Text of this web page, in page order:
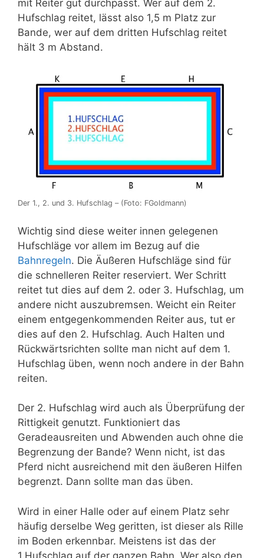
mit Reiter gut durchpasst. Wer auf dem 2.
Hufschlag reitet, lässt also 1,5 m Platz zur
Bande, wer auf dem dritten Hufschlag reitet
hält 3 m Abstand.
Der 1., 2. und 3. Hufschlag – (Foto: FGoldmann)
Wichtig sind diese weiter innen gelegenen
Hufschläge vor allem im Bezug auf die
Bahnregeln. Die Äußeren Hufschläge sind für
die schnelleren Reiter reserviert. Wer Schritt
reitet tut dies auf dem 2. oder 3. Hufschlag, um
andere nicht auszubremsen. Weicht ein Reiter
einem entgegenkommenden Reiter aus, tut er
dies auf den 2. Hufschlag. Auch Halten und
Rückwärtsrichten sollte man nicht auf dem 1.
Hufschlag üben, wenn noch andere in der Bahn
reiten.
Der 2. Hufschlag wird auch als Überprüfung der
Rittigkeit genutzt. Funktioniert das
Geradeausreiten und Abwenden auch ohne die
Begrenzung der Bande? Wenn nicht, ist das
Pferd nicht ausreichend mit den äußeren Hilfen
begrenzt. Dann sollte man das üben.
Wird in einer Halle oder auf einem Platz sehr
häufig derselbe Weg geritten, ist dieser als Rille
im Boden erkennbar. Meistens ist das der
1.Hufschlag auf der ganzen Bahn. Wer also den